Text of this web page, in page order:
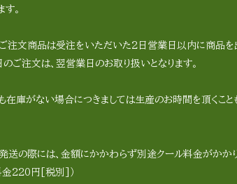
。
注文商品は受注をいただいた2日営業日以内に商品を
のご注文は、翌営業日のお取り扱いとなります。
庫がない場合につきましては生産のお時間を頂くこと
の際には、金額にかかわらず別途クール料金がかかり
金220円[税別]）